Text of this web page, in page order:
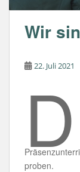
Wir
22. Juli 2021
D
proben.